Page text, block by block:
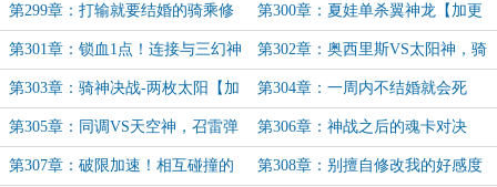
【5K】 1】
第299章：打输就要结婚的骑乘修
罗场【3合1】
第300章：夏娃单杀翼神龙【加更
求月票】
第301章：锁血1点！连接与三幻神
的对决骑乘【加更求月票！】
第302章：奥西里斯VS太阳神，骑
神之战！【8K加更】
第303章：骑神决战-两枚太阳【加
更求月票】
第304章：一周内不结婚就会死
【求月票】
第305章：同调VS天空神，召雷弹
轰炸的骑乘
第306章：神战之后的魂卡对决
【加更求月票】
第307章：破限加速！相互碰撞的 第308章：别擅自修改我的好感度